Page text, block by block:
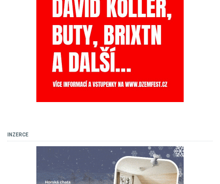
INZERCE